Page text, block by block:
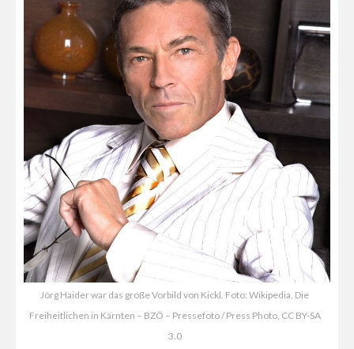
Jörg Haider war das große Vorbild von Kickl. Foto: Wikipedia, Die
Freiheitlichen in Kärnten – BZÖ – Pressefoto / Press Photo, CC BY-SA
3.0